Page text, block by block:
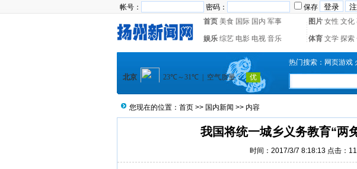
帐号： 密码： 保存
首页 美食 国际 国内 军事 图片 女性 文化
娱乐 综艺 电影 电视 音乐 体育 文学 探索
热门搜索： 网页游戏
您现在的位置： 首页 >> 国内新闻 >> 内容
我国将统一城乡义务教育“两
时间：2017/3/7 8:18:13 点击：